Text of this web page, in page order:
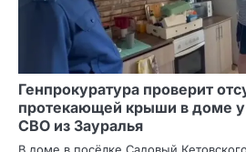
Генпрокуратура проверит
протекающей крыши в доме
СВО из Зауралья